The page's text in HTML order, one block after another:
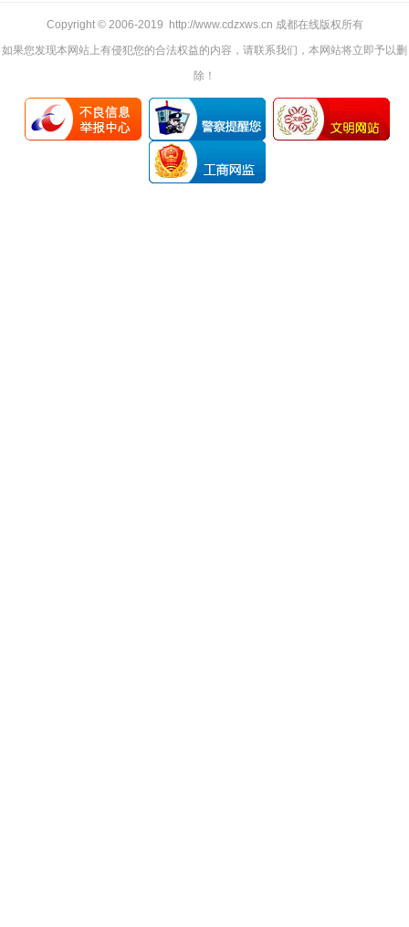
Copyright © 2006-2019 http://www.cdzxws.cn 成都在线版权所有
如果您发现本网站上有侵犯您的合法权益的内容，请联系我们，本网站将立即予以删
除！